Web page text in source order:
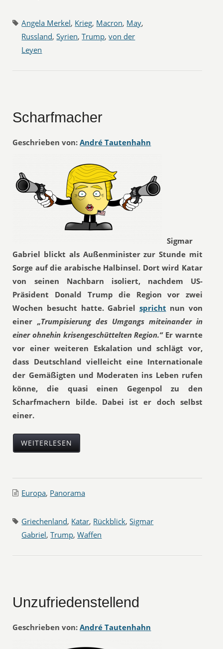
Angela Merkel, Krieg, Macron, May,
Russland,Syrien,Trump,von der
Leyen
Scharfmacher
Geschrieben von: André Tautenhahn
Sigmar
Gabriel blickt als Außenminister zur Stunde mit
Sorge auf die arabische Halbinsel. Dort wird Katar
von seinen Nachbarn isoliert, nachdem US-
Präsident Donald Trump die Region vor zwei
Wochen besucht hatte. Gabriel spricht nun von
einer „Trumpisierung des Umgangs miteinander in
einer ohnehin krisengeschüttelten Region.“Er warnte
vor einer weiteren Eskalation und schlägt vor,
dass Deutschland vielleicht eine Internationale
der Gemäßigten und Moderaten ins Leben rufen
könne, die quasi einen Gegenpol zu den
Scharfmachern bilde. Dabei ist er doch selbst
einer.
WEITERLESEN
Europa, Panorama
Griechenland, Katar, Rückblick,Sigmar
Gabriel,Trump,Waffen
Unzufriedenstellend
Geschrieben von: André Tautenhahn